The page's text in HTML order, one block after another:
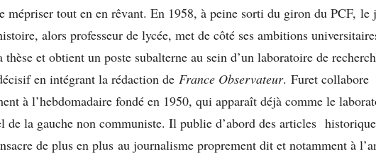
mépriser tout en en rêvant. En 1958, à peine sorti du giron du PCF, le
alors professeur de lycée, met de côté ses ambitions
thèse et obtient un poste subalterne au sein d’un laboratoire de
en intégrant la rédaction de France Observateur. Furet collabore
à l’hebdomadaire fondé en 1950, qui apparaît déjà comme le
de la gauche non communiste. Il publie d’abord des articles
de plus en plus au journalisme proprement dit et notamment à